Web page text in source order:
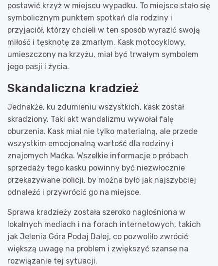
postawić krzyż w miejscu wypadku. To miejsce stało się
symbolicznym punktem spotkań dla rodziny i
przyjaciół, którzy chcieli w ten sposób wyrazić swoją
miłość i tęsknotę za zmarłym. Kask motocyklowy,
umieszczony na krzyżu, miał być trwałym symbolem
jego pasji i życia.
Skandaliczna kradzież
Jednakże, ku zdumieniu wszystkich, kask został
skradziony. Taki akt wandalizmu wywołał falę
oburzenia. Kask miał nie tylko materialną, ale przede
wszystkim emocjonalną wartość dla rodziny i
znajomych Maćka. Wszelkie informacje o próbach
sprzedaży tego kasku powinny być niezwłocznie
przekazywane policji, by można było jak najszybciej
odnaleźć i przywrócić go na miejsce.
Sprawa kradzieży została szeroko nagłośniona w
lokalnych mediach i na forach internetowych, takich
jak Jelenia Góra Podaj Dalej, co pozwoliło zwrócić
większą uwagę na problem i zwiększyć szanse na
rozwiązanie tej sytuacji.